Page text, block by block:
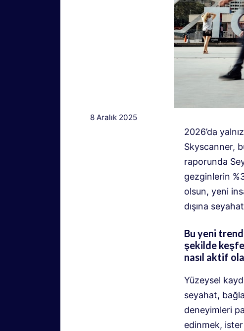
8 Aralık 2025
2026’da
Skyscanner,
raporunda
gezginlerin
olsun, yeni
dışına
Bu yeni
şekilde
nasıl aktif
Yüzeysel
seyahat,
deneyimleri
edinmek, ister